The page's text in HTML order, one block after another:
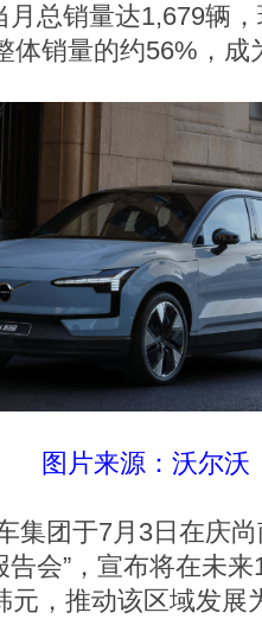
总销量达1,679辆
体销量的约56%，
图片来源：沃尔沃
团于7月3日在庆尚
会”，宣布将在未
元，推动该区域发展